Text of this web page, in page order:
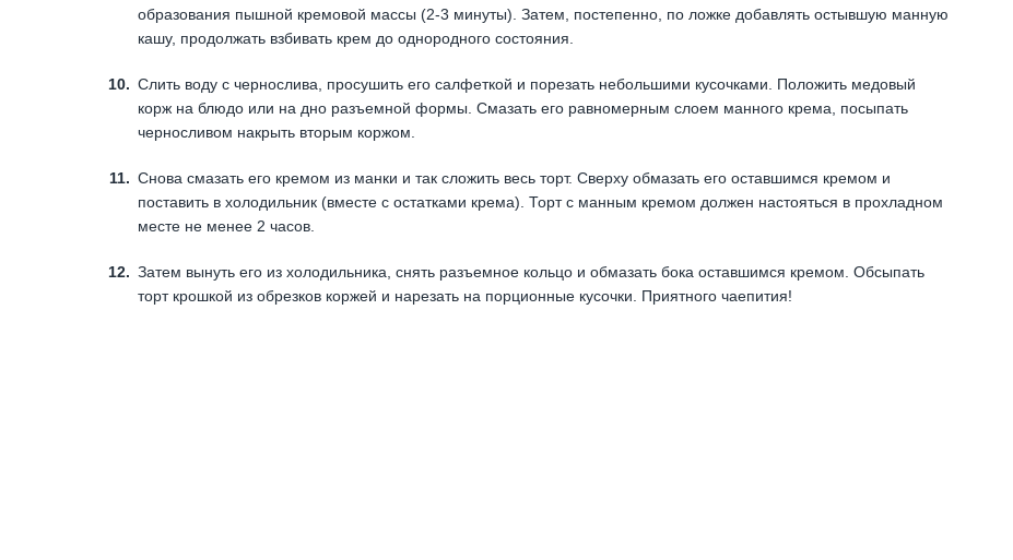
образования пышной кремовой массы (2-3 минуты). Затем, постепенно, по ложке добавлять остывшую манную
кашу, продолжать взбивать крем до однородного состояния.
Слить воду с чернослива, просушить его салфеткой и порезать небольшими кусочками. Положить медовый
корж на блюдо или на дно разъемной формы. Смазать его равномерным слоем манного крема, посыпать
черносливом накрыть вторым коржом.
Снова смазать его кремом из манки и так сложить весь торт. Сверху обмазать его оставшимся кремом и
поставить в холодильник (вместе с остатками крема). Торт с манным кремом должен настояться в прохладном
месте не менее 2 часов.
Затем вынуть его из холодильника, снять разъемное кольцо и обмазать бока оставшимся кремом. Обсыпать
торт крошкой из обрезков коржей и нарезать на порционные кусочки. Приятного чаепития!